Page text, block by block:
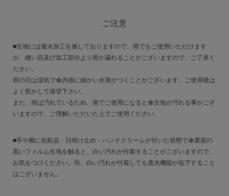
ご注意
■生地には撥水加工を施しておりますので、雨でもご使用いただけます
が、縫い目及び加工部分より雨が漏れることがございますので、ご了承く
ださい。
雨の日は湿気で傘内側に細かい水滴がつくことがございます。ご使用後は
よく乾かして保管下さい。
また、雨は汚れているため、雨でご使用になると傘生地が汚れる事がござ
いますので、ご理解いただいた上でご使用ください。
■手や腕に化粧品・日焼け止め・ハンドクリームが付いた状態で傘裏面の
黒いフィルム生地を触ると、白い汚れが付着することがございますので、
お気をつけください。尚、白い汚れが付着しても遮光機能が低下すること
はございません。